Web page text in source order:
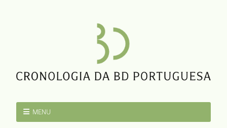
MENU